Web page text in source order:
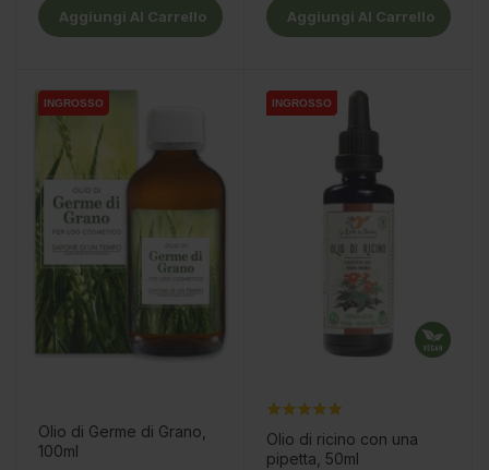
Aggiungi Al Carrello Aggiungi Al Carrello
INGROSSO
INGROSSO
Olio di Germe di Grano,
100ml
INGROSSO
INGROSSO
INGROSSO
INGROSSO
INGROSSO
Olio di ricino con una
pipetta, 50ml